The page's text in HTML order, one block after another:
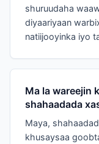
shuruudaha
diyaariyaan
natiijooyinka iyo
Ma la wareejin
shahaadada
Maya,
khusaysaa